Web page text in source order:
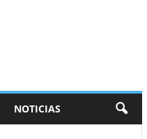
NOTICIAS